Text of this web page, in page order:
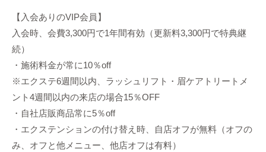
【入会ありのVIP会員】
入会時、会費3,300円で1年間有効（更新料3,300円で特典継
続）
・施術料金が常に10％off
※エクステ6週間以内、ラッシュリフト・眉ケアトリートメ
ント4週間以内の来店の場合15％OFF
・自社店販商品常に5％off
・エクステンションの付け替え時、自店オフが無料（オフの
み、オフと他メニュー、他店オフは有料）